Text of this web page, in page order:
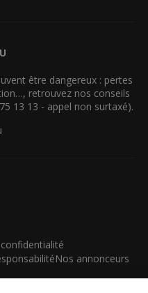
être dangereux : pertes
retrouvez nos conseils
13 13 - appel non surtaxé).
Nos annonceurs